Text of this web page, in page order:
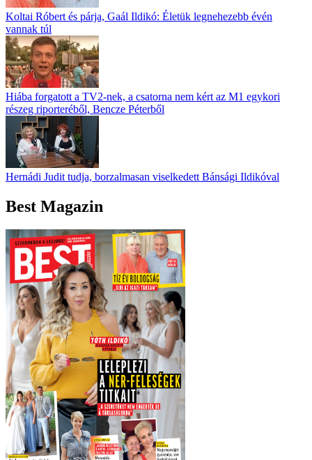
Koltai Róbert és párja, Gaál Ildikó: Életük legnehezebb évén
vannak túl
Hiába forgatott a TV2-nek, a csatorna nem kért az M1 egykori
részeg riporteréből, Bencze Péterből
Hernádi Judit tudja, borzalmasan viselkedett Bánsági Ildikóval
Best Magazin